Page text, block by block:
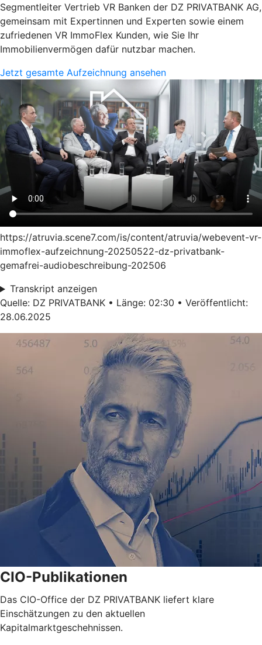
Segmentleiter Vertrieb VR Banken der DZ PRIVATBANK AG,
gemeinsam mit Expertinnen und Experten sowie einem
zufriedenen VR ImmoFlex Kunden, wie Sie Ihr
Immobilienvermögen dafür nutzbar machen.
Jetzt gesamte Aufzeichnung ansehen
https://atruvia.scene7.com/is/content/atruvia/webevent-vr-
immoflex-aufzeichnung-20250522-dz-privatbank-
gemafrei-audiobeschreibung-202506
Transkript anzeigen
Quelle: DZ PRIVATBANK • Länge: 02:30 • Veröffentlicht:
28.06.2025
CIO-Publikationen
Das CIO-Office der DZ PRIVATBANK liefert klare
Einschätzungen zu den aktuellen
Kapitalmarktgeschehnissen.